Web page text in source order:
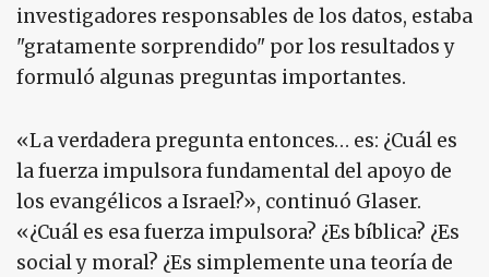
investigadores responsables de los datos, estaba
"gratamente sorprendido" por los resultados y
formuló algunas preguntas importantes.
«La verdadera pregunta entonces… es: ¿Cuál es
la fuerza impulsora fundamental del apoyo de
los evangélicos a Israel?», continuó Glaser.
«¿Cuál es esa fuerza impulsora? ¿Es bíblica? ¿Es
social y moral? ¿Es simplemente una teoría de